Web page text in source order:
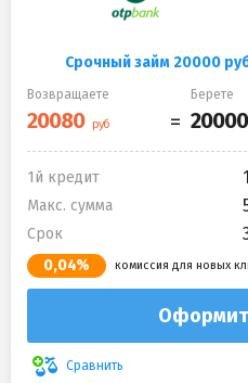
Срочный займ 20000
Возвращаете Берете
1й кредит
Макс. сумма
Срок
0,04% комиссия для новых
Сравнить